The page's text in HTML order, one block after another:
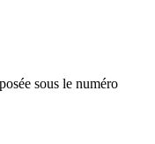
sous le numéro